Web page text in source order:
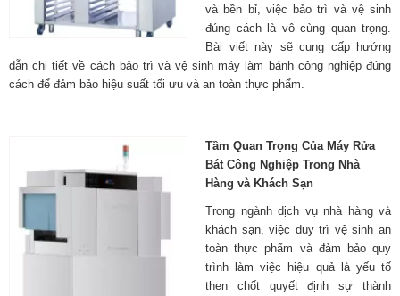
và bền bỉ, việc bảo trì và vệ sinh
đúng cách là vô cùng quan trọng.
Bài viết này sẽ cung cấp hướng
dẫn chi tiết về cách bảo trì và vệ sinh máy làm bánh công nghiệp đúng
cách để đảm bảo hiệu suất tối ưu và an toàn thực phẩm.
Tầm Quan Trọng Của Máy Rửa
Bát Công Nghiệp Trong Nhà
Hàng và Khách Sạn
Trong ngành dịch vụ nhà hàng và
khách sạn, việc duy trì vệ sinh an
toàn thực phẩm và đảm bảo quy
trình làm việc hiệu quả là yếu tố
then chốt quyết định sự thành